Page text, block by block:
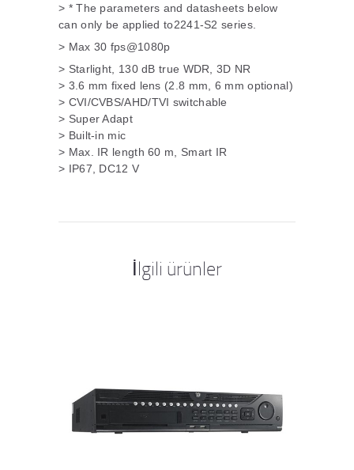
> * The parameters and datasheets below
can only be applied to2241-S2 series.
> Max 30 fps@1080p
> Starlight, 130 dB true WDR, 3D NR
> 3.6 mm fixed lens (2.8 mm, 6 mm optional)
> CVI/CVBS/AHD/TVI switchable
> Super Adapt
> Built-in mic
> Max. IR length 60 m, Smart IR
> IP67, DC12 V
İlgili ürünler